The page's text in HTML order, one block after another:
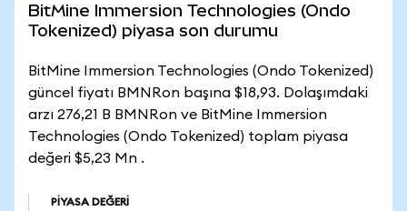
BitMine Immersion Technologies (Ondo
Tokenized) piyasa son durumu
BitMine Immersion Technologies (Ondo Tokenized)
güncel fiyatı BMNRon başına $18,93. Dolaşımdaki
arzı 276,21 B BMNRon ve BitMine Immersion
Technologies (Ondo Tokenized) toplam piyasa
değeri $5,23 Mn .
PIYASA DEĞERI